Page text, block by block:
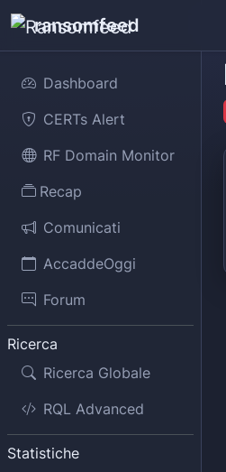
ransomfeed
Dashboard
CERTs Alert
RF Domain Monitor
Recap
Comunicati
AccaddeOggi
Forum
Ricerca
Ricerca Globale
RQL Advanced
Statistiche